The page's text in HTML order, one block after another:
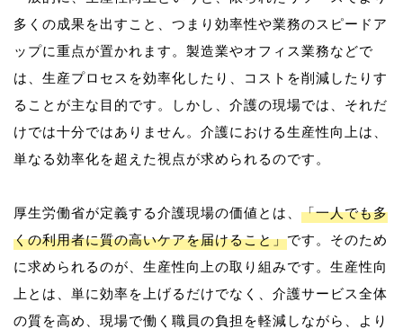
多くの成果を出すこと、つまり効率性や業務のスピードア
ップに重点が置かれます。製造業やオフィス業務などで
は、生産プロセスを効率化したり、コストを削減したりす
ることが主な目的です。しかし、介護の現場では、それだ
けでは十分ではありません。介護における生産性向上は、
単なる効率化を超えた視点が求められるのです。
厚生労働省が定義する介護現場の価値とは、 「一人でも多
くの利用者に質の高いケアを届けること」です。そのため
に求められるのが、生産性向上の取り組みです。生産性向
上とは、単に効率を上げるだけでなく、介護サービス全体
の質を高め、現場で働く職員の負担を軽減しながら、より